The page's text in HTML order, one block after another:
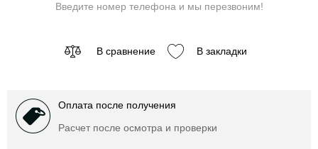
Введите номер телефона и мы перезвоним!
В сравнение В закладки
Оплата после получения
Расчет после осмотра и проверки